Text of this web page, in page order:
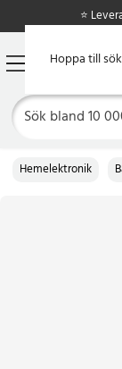
Hoppa till
Hoppa till sök
⭐
Hemelektronik